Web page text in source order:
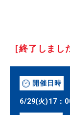
［終了しまし
開催日時
6/29(火)17：